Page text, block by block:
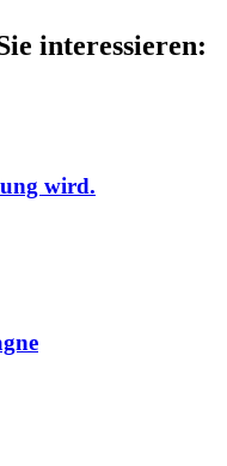
interessieren:
wird.